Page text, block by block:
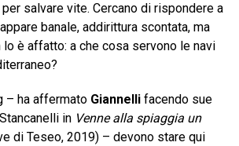
salvare vite. Cercano di rispondere a
banale, addirittura scontata, ma
lo è affatto: a che cosa servono le navi
– ha affermato Giannellifacendo sue
in Venne alla spiaggia un
di Teseo, 2019) – devono stare qui